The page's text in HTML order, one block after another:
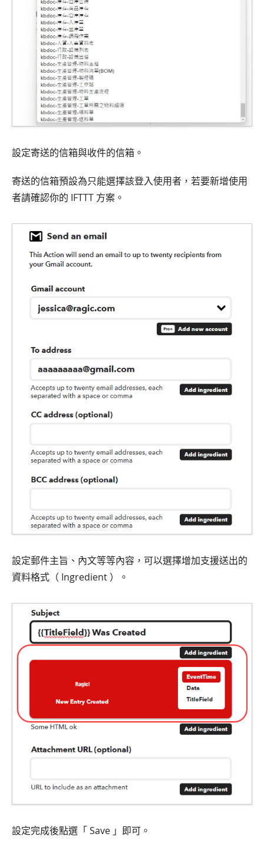
設定寄送的信箱與收件的信箱。
寄送的信箱預設為只能選擇該登入使用者，若要新增使用
者請確認你的 IFTTT 方案。
設定郵件主旨、內文等等內容，可以選擇增加支援送出的
資料格式（ Ingredient ）。
設定完成後點選「 Save 」即可。